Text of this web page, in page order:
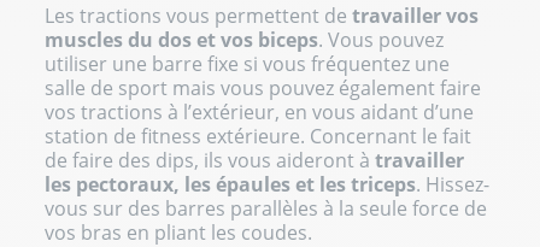
Les tractions vous permettent detravailler vos
muscles du dos et vos biceps. Vous pouvez
utiliser une barre fixe si vous fréquentez une
salle de sport mais vous pouvez égalementfaire
vos tractions à l’extérieur, en vous aidant d’une
station de fitness extérieure. Concernant le fait
defaire des dips, ils vous aideront àtravailler
les pectoraux, les épaules et les triceps. Hissez-
vous sur des barres parallèles à la seule force de
vos bras en pliant les coudes.